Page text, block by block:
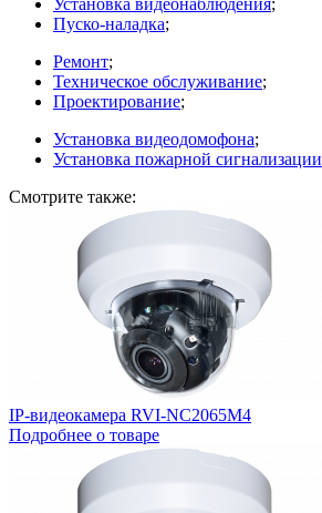
Установка видеонаблюдения;
Пуско-наладка;
Ремонт;
Техническое обслуживание;
Проектирование;
Установка видеодомофона;
Установка пожарной сигнализации
Смотрите также:
IP-видеокамера RVI-NC2065M4
Подробнее о товаре